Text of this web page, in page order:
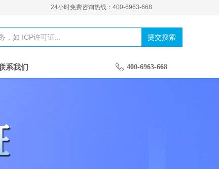
24小时免费咨询热线：400-6963-668
系我们 400-6963-668